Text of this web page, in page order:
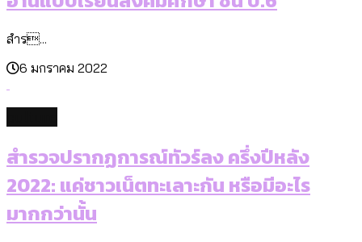
สำร...
6 มกราคม 2022
สำรวจปรากฏการณ์ทัวร์ลง ครึ่งปีหลัง
2022: แค่ชาวเน็ตทะเลาะกัน หรือมีอะไร
มากกว่านั้น